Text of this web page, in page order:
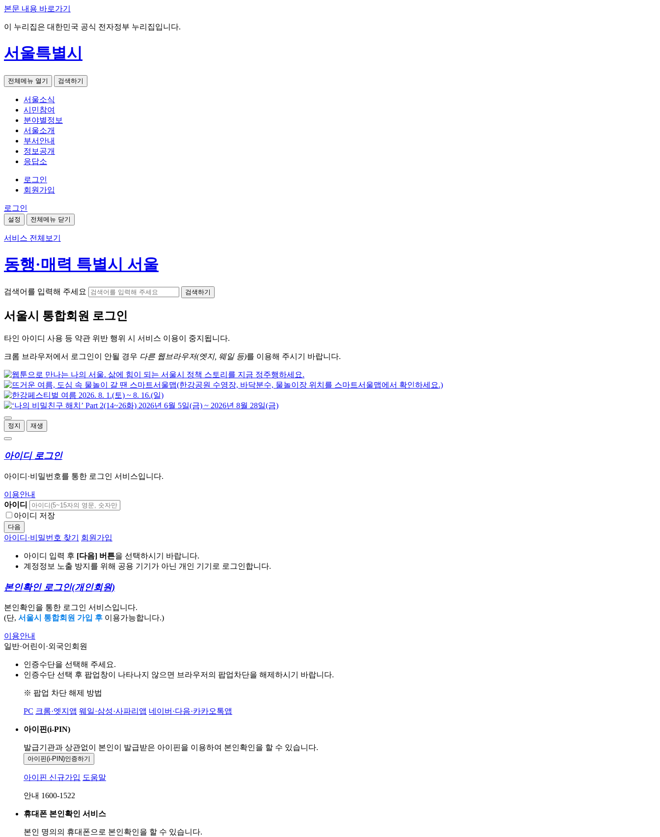
본문 내용 바로가기
이 누리집은 대한민국 공식 전자정부 누리집입니다.
서울특별시
전체메뉴 열기 검색하기
서울소식
시민참여
분야별정보
서울소개
부서안내
정보공개
응답소
로그인
회원가입
로그인
설정 전체메뉴 닫기
서비스 전체보기
동행·매력 특별시 서울
검색어를 입력해 주세요 검색하기
서울시 통합회원 로그인
타인 아이디 사용 등 약관 위반 행위 시 서비스 이용이 중지됩니다.
크롬 브라우저에서 로그인이 안될 경우 다른 웹브라우저(엣지, 웨일 등)를 이용해 주시기 바랍니다.
정지 재생
아이디 로그인
아이디·비밀번호를 통한 로그인 서비스입니다.
이용안내
아이디
아이디 저장
다음
아이디·비밀번호 찾기 회원가입
아이디 입력 후 [다음] 버튼을 선택하시기 바랍니다.
계정정보 노출 방지를 위해 공용 기기가 아닌 개인 기기로 로그인합니다.
본인확인 로그인(개인회원)
본인확인을 통한 로그인 서비스입니다.
(단, 서울시 통합회원 가입 후 이용가능합니다.)
이용안내
일반·어린이·외국인회원
인증수단을 선택해 주세요.
인증수단 선택 후 팝업창이 나타나지 않으면 브라우저의 팝업차단을 해제하시기 바랍니다.
※ 팝업 차단 해제 방법
PC 크롬·엣지앱 웨일·삼성·사파리앱 네이버·다음·카카오톡앱
아이핀(i-PIN)
발급기관과 상관없이 본인이 발급받은 아이핀을 이용하여 본인확인을 할 수 있습니다.
아이핀(i-PIN)인증하기
아이핀 신규가입 도움말
안내 1600-1522
휴대폰 본인확인 서비스
본인 명의의 휴대폰으로 본인확인을 할 수 있습니다.